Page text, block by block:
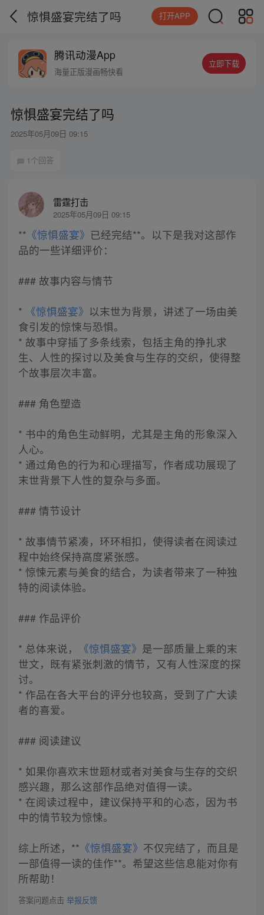
惊惧盛宴完结了吗 打开APP
腾讯动漫App
海量正版漫画畅快看
立即下载
惊惧盛宴完结了吗
2025年05月09日 09:15
1个回答
雷霆打击
2025年05月09日 09:15
** 《惊惧盛宴》 已经完结**。以下是我对这部作
品的一些详细评价：
### 故事内容与情节
* 《惊惧盛宴》 以末世为背景，讲述了一场由美
食引发的惊悚与恐惧。
* 故事中穿插了多条线索，包括主角的挣扎求
生、人性的探讨以及美食与生存的交织，使得整
个故事层次丰富。
### 角色塑造
* 书中的角色生动鲜明，尤其是主角的形象深入
人心。
* 通过角色的行为和心理描写，作者成功展现了
末世背景下人性的复杂与多面。
### 情节设计
* 故事情节紧凑，环环相扣，使得读者在阅读过
程中始终保持高度紧张感。
* 惊悚元素与美食的结合，为读者带来了一种独
特的阅读体验。
### 作品评价
* 总体来说， 《惊惧盛宴》 是一部质量上乘的末
世文，既有紧张刺激的情节，又有人性深度的探
讨。
* 作品在各大平台的评分也较高，受到了广大读
者的喜爱。
### 阅读建议
* 如果你喜欢末世题材或者对美食与生存的交织
感兴趣，那么这部作品绝对值得一读。
* 在阅读过程中，建议保持平和的心态，因为书
中的情节较为惊悚。
综上所述，** 《惊惧盛宴》 不仅完结了，而且是
一部值得一读的佳作**。希望这些信息能对你有
所帮助！
答案问题点击 举报反馈